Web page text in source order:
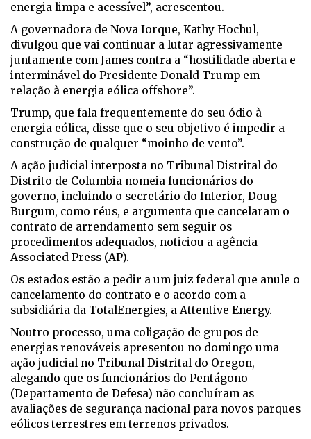
energia limpa e acessível”, acrescentou.
A governadora de Nova Iorque, Kathy Hochul,
divulgou que vai continuar a lutar agressivamente
juntamente com James contra a “hostilidade aberta e
interminável do Presidente Donald Trump em
relação à energia eólica offshore”.
Trump, que fala frequentemente do seu ódio à
energia eólica, disse que o seu objetivo é impedir a
construção de qualquer “moinho de vento”.
A ação judicial interposta no Tribunal Distrital do
Distrito de Columbia nomeia funcionários do
governo, incluindo o secretário do Interior, Doug
Burgum, como réus, e argumenta que cancelaram o
contrato de arrendamento sem seguir os
procedimentos adequados, noticiou a agência
Associated Press (AP).
Os estados estão a pedir a um juiz federal que anule o
cancelamento do contrato e o acordo com a
subsidiária da TotalEnergies, a Attentive Energy.
Noutro processo, uma coligação de grupos de
energias renováveis apresentou no domingo uma
ação judicial no Tribunal Distrital do Oregon,
alegando que os funcionários do Pentágono
(Departamento de Defesa) não concluíram as
avaliações de segurança nacional para novos parques
eólicos terrestres em terrenos privados.